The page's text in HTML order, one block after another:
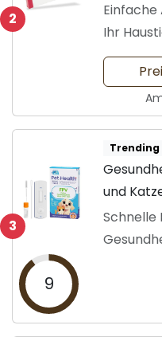
2
Ihr
3
Trending
und
Schnelle
9